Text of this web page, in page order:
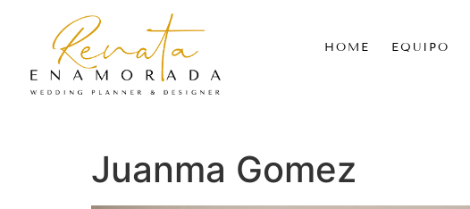
HOME EQUIPO
Juanma Gomez